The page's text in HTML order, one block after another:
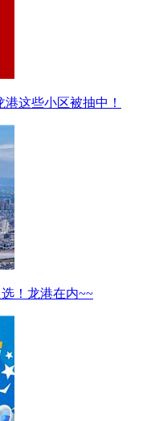
这些小区被抽中！
！龙港在内~~